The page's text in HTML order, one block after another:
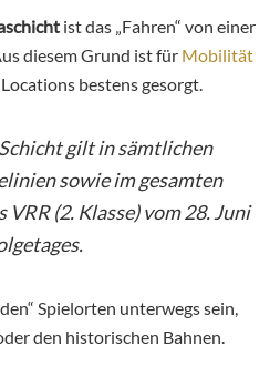
ist das „Fahren“ von einer
diesem Grund ist für Mobilität
bestens gesorgt.
gilt in sämtlichen
sowie im gesamten
(2. Klasse) vom 28. Juni
Spielorten unterwegs sein,
den historischen Bahnen.